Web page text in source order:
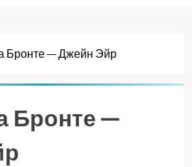
Бронте — Джейн Эйр
Бронте —